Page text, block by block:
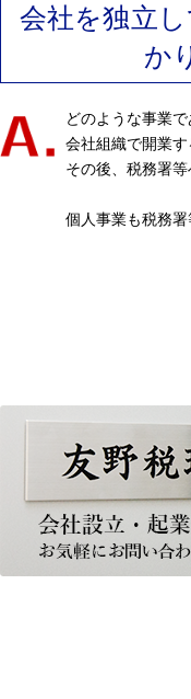
会社を独立
か
どのような事業
会社組織で開業
その後、税務署等
個人事業も税務